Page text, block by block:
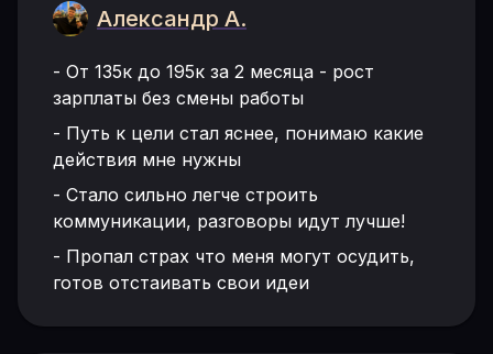
Александр А.
- От 135к до 195к за 2 месяца - рост
зарплаты без смены работы
- Путь к цели стал яснее, понимаю какие
действия мне нужны
- Стало сильно легче строить
коммуникации, разговоры идут лучше!
- Пропал страх что меня могут осудить,
готов отстаивать свои идеи